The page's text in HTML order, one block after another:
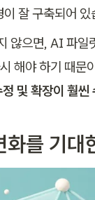
잘 구축되어 있
않으면, AI 파
해야 하기 때문
및 확장이 훨씬
를 기대